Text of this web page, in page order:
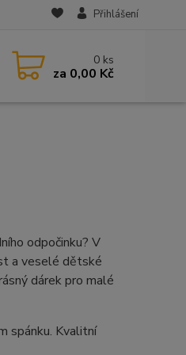
Přihlášení
0 ks
za 0,00 Kč
odpočinku? V
a veselé dětské
dárek pro malé
spánku. Kvalitní